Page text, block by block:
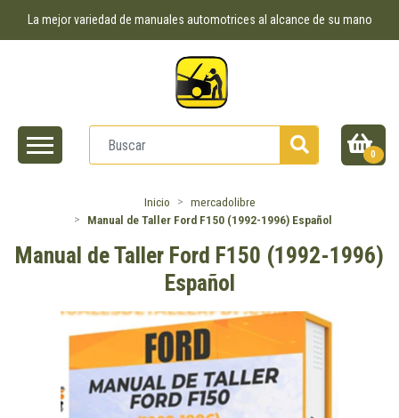
La mejor variedad de manuales automotrices al alcance de su mano
0
Inicio
mercadolibre
Manual de Taller Ford F150 (1992-1996) Español
Manual de Taller Ford F150 (1992-1996)
Español